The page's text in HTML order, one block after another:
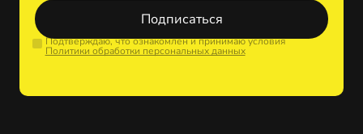
Подписаться
Подтверждаю, что ознакомлен и принимаю условия
Политики обработки персональных данных